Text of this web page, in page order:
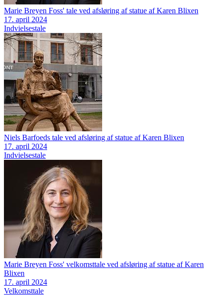
Marie Breyen Foss' tale ved afsløring af statue af Karen Blixen
17. april 2024
Indvielsestale
Niels Barfoeds tale ved afsløring af statue af Karen Blixen
17. april 2024
Indvielsestale
Marie Breyen Foss' velkomsttale ved afsløring af statue af Karen
Blixen
17. april 2024
Velkomsttale